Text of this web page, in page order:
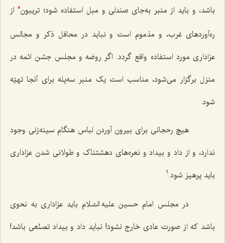
باشد، و باید از منبر به‌جای صندلی و مبل استفاده شود؛ تریبون5از
ره‌آوردهای غرب، و مذموم است و نباید در محافل ذکر و مجالس
عزاداری مورد استفاده واقع گردد. اگر روضه و مجلس جشن ائمه در
منزل برگزار می‌شود، مناسب است یک منبر سه‌پله برای آنجا تهیّه
شود.
هیچ رحجانی برای بیرون آوردن لباس هنگام سینه‌زنی وجود
ندارد، و از داد و بیداد و نعره‌های دهشتناک و طولانی شدن عزاداری
باید پرهیز شود.6
در مجلس امام حسین علیه السّلام باید عزاداری به نحوی
باشد که از صورت عادی خارج نشود! نباید داد و بیداد تصنّعی باشد!